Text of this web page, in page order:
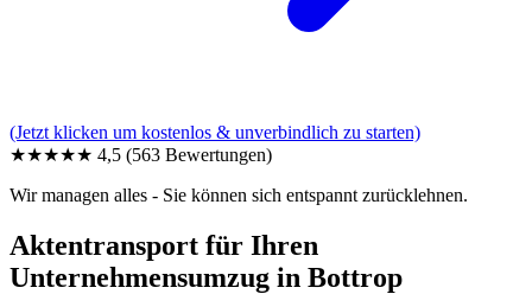
(Jetzt klicken um kostenlos & unverbindlich zu starten)
★★★★★ 4,5 (563 Bewertungen)
Wir managen alles - Sie können sich entspannt zurücklehnen.
Aktentransport für Ihren
Unternehmensumzug in Bottrop